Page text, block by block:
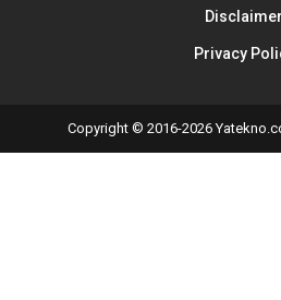
Disclaimer
Privacy
Copyright © 2016-2026